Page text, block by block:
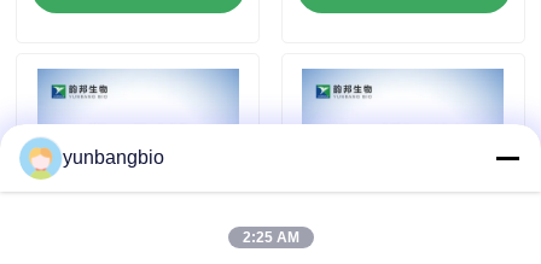
Случаи
биологические буфера
биохимические реагенты
yunbangbio
2:25 AM